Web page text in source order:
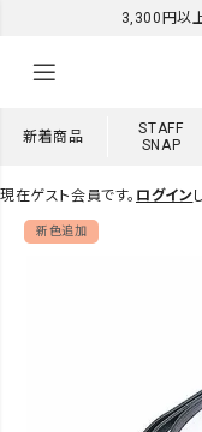
3,300円以
新着商品
STAFF
SNAP
現在ゲスト会員です。 ログイン
新色追加